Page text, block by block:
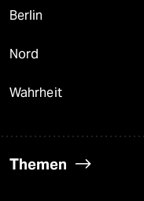
Berlin
Nord
Wahrheit
Themen